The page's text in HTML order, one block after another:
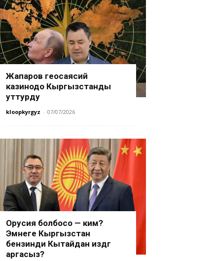
Жапаров геосаясий
казинодо Кыргызстанды
уттурду
kloopkyrgyz - 07/07/2026
Орусия болбосо — ким?
Эмнеге Кыргызстан
бензинди Кытайдан издөөгө
аргасыз?